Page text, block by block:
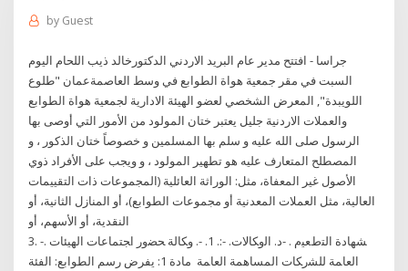
by Guest
جراسا - افتتح مدير عام البريد الاردني الدكتورخالد ذيب اللحام اليوم
السبت في مقر جمعية هواة الطوابع في وسط العاصمةعمان "طلوع
اللويبدة", المعرض الشخصي لعضو الهيئة الادارية لجمعية هواة الطوابع
والعملات الاردنية جليل يعتبر ختان المولود من الأمور التي أوصى بها
الرسول صلى الله عليه و سلم بها المسلمين و خصوصاً ختان الذكور ، و
المصطلح المتعارف عليه هو تطهير المولود ، و ويجب على الأفراد ذوي
الأصول غير المعفاة، مثل: الوراثة العائلية (المجموعات ذات التقييمات
العالية، مثل العملات المعدنية أو مجموعات الطوابع)، أو المنازل الثانية، أو
النقدية، أو الأسهم، أو
3. -. ﺸﻬﺎﺩﺓ ﺍﻟﺘﻁﻌﻴﻡ . -ﺩ. ﺍﻟﻭﻜﺎﻻﺕ. -:. 1. -. ﻭﻜﺎﻟﺔ ﺤﻀﻭﺭ ﺍﺠﺘﻤﺎﻋﺎﺕ ﺍﻟﻬﻴﺌﺎﺕ
ﺍﻟﻌﺎﻤﺔ ﻟﻠﺸﺭﻜﺎﺕ ﺍﻟﻤﺴﺎﻫﻤﺔ ﺍﻟﻌﺎﻤﺔ مادة 1: يفرض رسم الطوابع: الفئة